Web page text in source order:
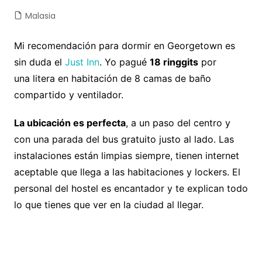
Malasia
Mi recomendación para dormir en Georgetown es
sin duda el Just Inn. Yo pagué 18 ringgitspor
una litera en habitación de 8 camas de baño
compartido y ventilador.
La ubicación es perfecta, a un paso del centro y
con una parada del bus gratuito justo al lado. Las
instalaciones están limpias siempre, tienen internet
aceptable que llega a las habitaciones y lockers. El
personal del hostel es encantador y te explican todo
lo que tienes que ver en la ciudad al llegar.